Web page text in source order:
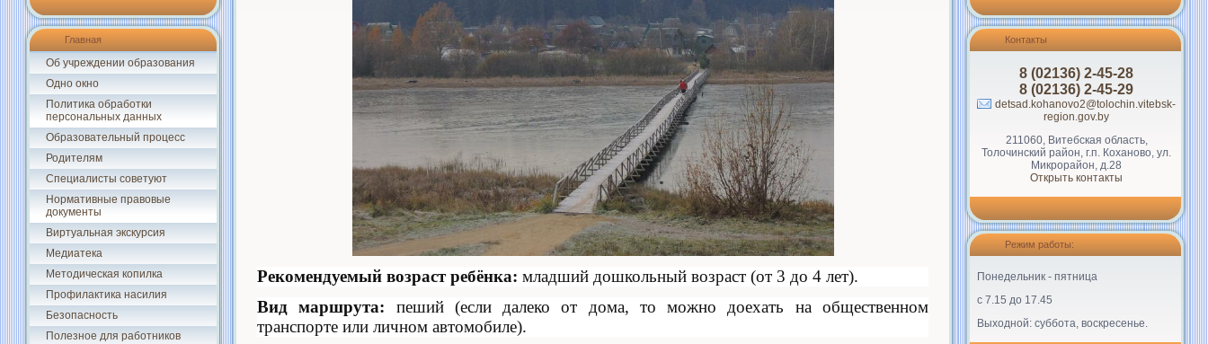
Главная
Об учреждении образования
Одно окно
Политика обработки
персональных данных
Образовательный процесс
Родителям
Специалисты советуют
Нормативные правовые
документы
Виртуальная экскурсия
Медиатека
Методическая копилка
Профилактика насилия
Безопасность
Полезное для работников
Рекомендуемый возраст ребёнка: младший дошкольный возраст (от 3 до 4 лет).
Вид маршрута: пеший (если далеко от дома, то можно доехать на общественном
транспорте или личном автомобиле).
Контакты
8 (02136) 2-45-28
8 (02136) 2-45-29
detsad.kohanovo2@tolochin.vitebsk-
region.gov.by
211060, Витебская область,
Толочинский район, г.п. Коханово, ул.
Микрорайон, д.28
Открыть контакты
Режим работы:
Понедельник - пятница
с 7.15 до 17.45
Выходной: суббота, воскресенье.